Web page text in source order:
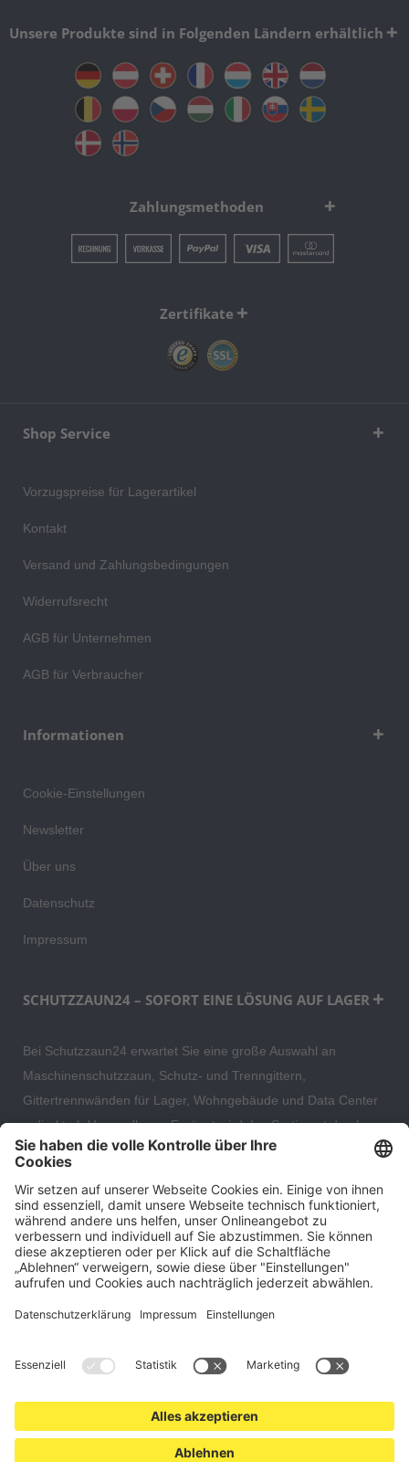
Unsere Produkte sind in Folgenden Ländern erhältlich
Zahlungsmethoden
Zertifikate
Shop Service
Vorzugspreise für Lagerartikel
Kontakt
Versand und Zahlungsbedingungen
Widerrufsrecht
AGB für Unternehmen
AGB für Verbraucher
Informationen
Cookie-Einstellungen
Newsletter
Über uns
Datenschutz
Impressum
SCHUTZZAUN24 – SOFORT EINE LÖSUNG AUF LAGER
Bei Schutzzaun24 erwartet Sie eine große Auswahl an
Maschinenschutzzaun, Schutz- und Trenngittern,
Gittertrennwänden für Lager, Wohngebäude und Data Center
– direkt ab Versandlager. Ergänzt wird das Sortiment durch
hochwertige Gartenzäune und Zaunsysteme für die sichere
öffentlichen Grundstücken. Darüber hinaus finden Sie bei uns
Produkte der Betriebsausstattung, wie Absperrtechnik,
Transportgeräte, Verkehrssicherung sowie Bau- und
Eventsicherung.
Cookie-Einstellungen Über uns
© 2026 schutzzaun24.de